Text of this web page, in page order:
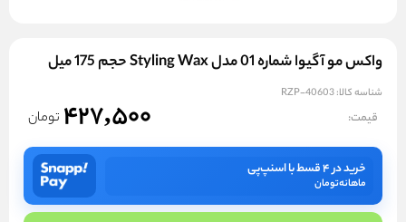
واکس مو آگیوا شماره 01 مدل Styling Wax حجم 175 میل
شناسه کالا:RZP-40603
قیمت: 427,500 تومان
خرید در ۴ قسط با اسنپ‌پی
ماهانهتومان